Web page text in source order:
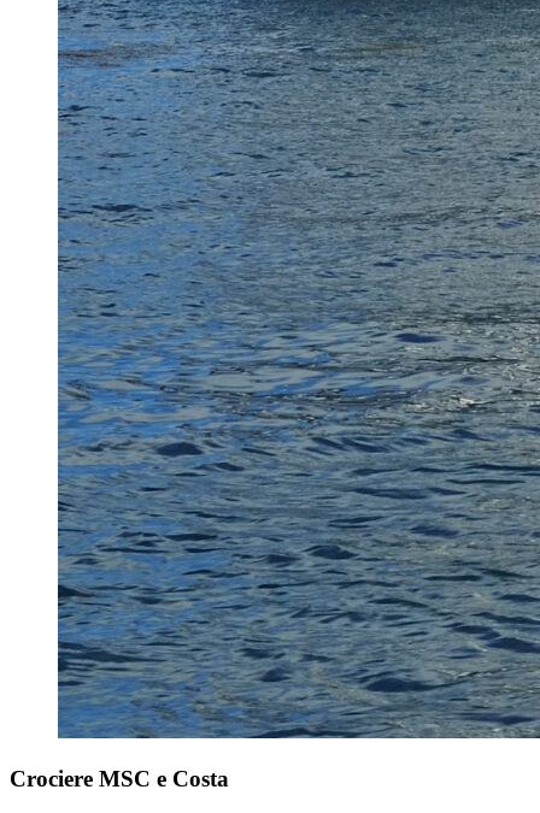
Crociere MSC e Costa